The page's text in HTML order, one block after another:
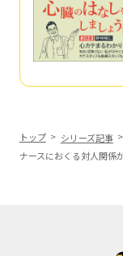
トップ シリーズ記事
ナースにおくる対人関係